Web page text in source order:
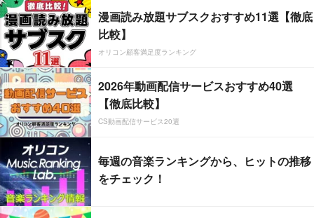
漫画読み放題サブスクおすすめ11選【徹底
比較】
オリコン顧客満足度ランキング
2026年動画配信サービスおすすめ40選
【徹底比較】
CS動画配信サービス20選
毎週の音楽ランキングから、ヒットの推移
をチェック！